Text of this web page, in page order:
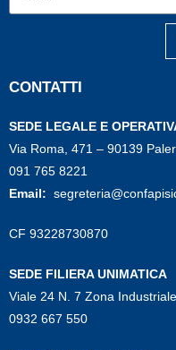
CONTATTI
SEDE LEGALE E
Via Roma, 471 – 90139
091 765 8221
Email:
CF 93228730870
SEDE FILIERA UNIMATICA
Viale 24 N. 7 Zona
0932 667 550